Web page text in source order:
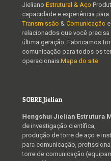
Jieliano Estrutural & Aço
capacidade e experiência
Transmissão & Comunicação
relacionados que você
última geração. Fabricamos
comunicação para todos os
operacionais. Mapa do site
SOBRE Jielian
Hengshui Jielian Estrutura
de investigação científica,
produção de torre de aço e
para comunicação,
torre de comunicação